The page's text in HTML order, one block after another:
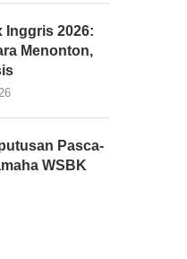
Inggris 2026:
Menonton,
Pasca-
WSBK